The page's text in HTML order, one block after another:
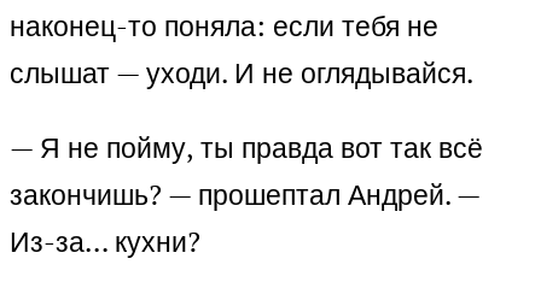
наконец-то поняла: если тебя не
слышат — уходи. И не оглядывайся.
— Я не пойму, ты правда вот так всё
закончишь? — прошептал Андрей. —
Из-за… кухни?